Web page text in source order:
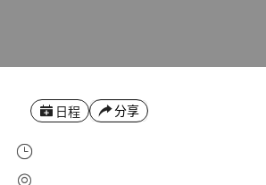
日程 分享